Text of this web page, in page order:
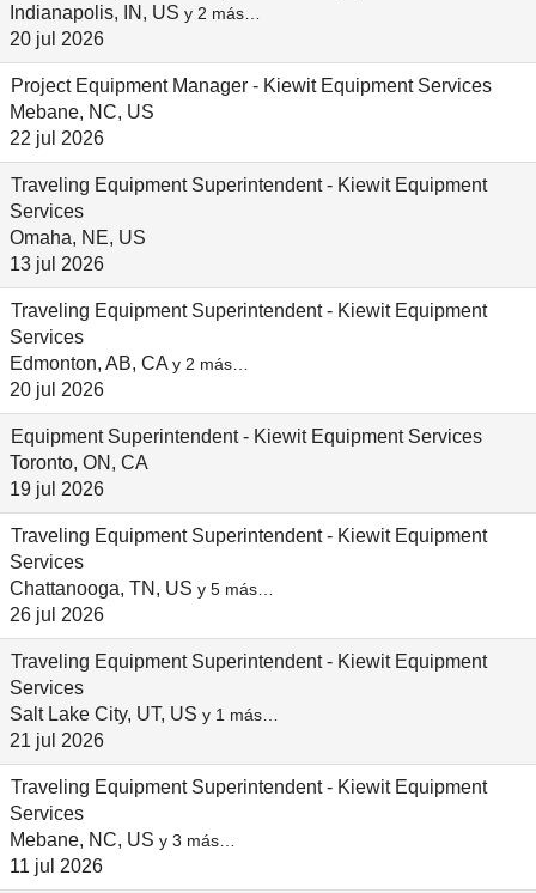
Indianapolis, IN, US y 2 más…
20 jul 2026
Project Equipment Manager - Kiewit Equipment Services
Mebane, NC, US
22 jul 2026
Traveling Equipment Superintendent - Kiewit Equipment
Services
Omaha, NE, US
13 jul 2026
Traveling Equipment Superintendent - Kiewit Equipment
Services
Edmonton, AB, CA y 2 más…
20 jul 2026
Equipment Superintendent - Kiewit Equipment Services
Toronto, ON, CA
19 jul 2026
Traveling Equipment Superintendent - Kiewit Equipment
Services
Chattanooga, TN, US y 5 más…
26 jul 2026
Traveling Equipment Superintendent - Kiewit Equipment
Services
Salt Lake City, UT, US y 1 más…
21 jul 2026
Traveling Equipment Superintendent - Kiewit Equipment
Services
Mebane, NC, US y 3 más…
11 jul 2026